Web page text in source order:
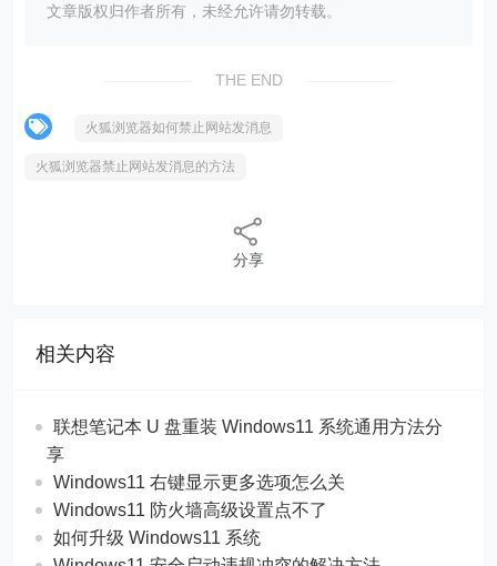
文章版权归作者所有，未经允许请勿转载。
THE END
火狐浏览器如何禁止网站发消息
火狐浏览器禁止网站发消息的方法
分享
相关内容
联想笔记本 U 盘重装 Windows11 系统通用方法分
享
Windows11 右键显示更多选项怎么关
Windows11 防火墙高级设置点不了
如何升级 Windows11 系统